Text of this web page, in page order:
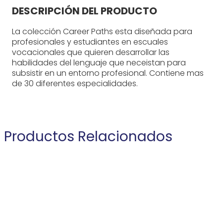
DESCRIPCIÓN DEL PRODUCTO
La colección Career Paths esta diseñada para
profesionales y estudiantes en escuales
vocacionales que quieren desarrollar las
habilidades del lenguaje que neceistan para
subsistir en un entorno profesional. Contiene mas
de 30 diferentes especialidades.
Productos Relacionados